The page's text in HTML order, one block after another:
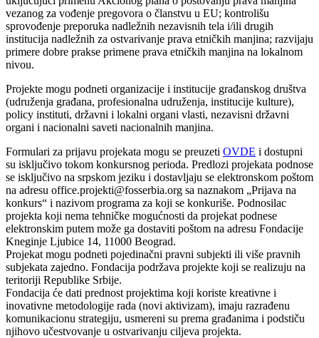
vezanog za vođenje pregovora o članstvu u EU; kontrolišu
sprovođenje preporuka nadležnih nezavisnih tela i/ili drugih
institucija nadležnih za ostvarivanje prava etničkih manjina; razvijaju
primere dobre prakse primene prava etničkih manjina na lokalnom
nivou.
Projekte mogu podneti organizacije i institucije građanskog društva
(udruženja građana, profesionalna udruženja, institucije kulture),
policy instituti, državni i lokalni organi vlasti, nezavisni državni
organi i nacionalni saveti nacionalnih manjina.
Formulari za prijavu projekata mogu se preuzeti OVDE i dostupni
su isključivo tokom konkursnog perioda. Predlozi projekata podnose
se isključivo na srpskom jeziku i dostavljaju se elektronskom poštom
na adresu office.projekti@fosserbia.org sa naznakom „Prijava na
konkurs“ i nazivom programa za koji se konkuriše. Podnosilac
projekta koji nema tehničke mogućnosti da projekat podnese
elektronskim putem može ga dostaviti poštom na adresu Fondacije
Kneginje Ljubice 14, 11000 Beograd.
Projekat mogu podneti pojedinačni pravni subjekti ili više pravnih
subjekata zajedno. Fondacija podržava projekte koji se realizuju na
teritoriji Republike Srbije.
Fondacija će dati prednost projektima koji koriste kreativne i
inovativne metodologije rada (novi aktivizam), imaju razrađenu
komunikacionu strategiju, usmereni su prema građanima i podstiču
njihovo učestvovanje u ostvarivanju ciljeva projekta.